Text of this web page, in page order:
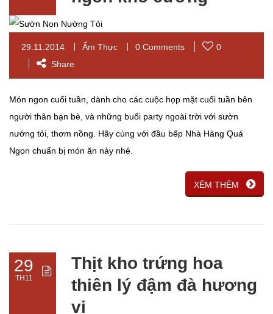
29.11.2014 Ẩm Thực 0 Comments
0
Share
Món ngon cuối tuần, dành cho các cuộc họp mặt cuối tuần bên
người thân bạn bè, và những buổi party ngoài trời với sườn
nướng tỏi, thơm nồng. Hãy cùng với đầu bếp Nhà Hàng Quá
Ngon chuẩn bị món ăn này nhé.
XÊM THÊM
29
TH11
Thịt kho trứng hoa
thiên lý đậm đà hương
vị